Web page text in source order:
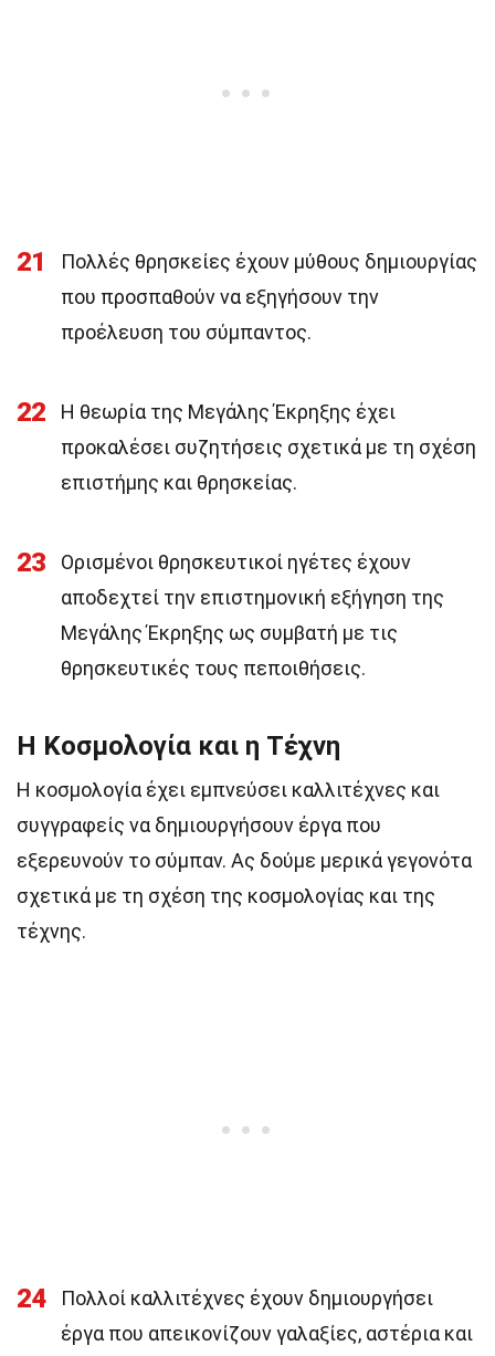
21
Πολλές θρησκείες έχουν μύθους δημιουργίας
που προσπαθούν να εξηγήσουν την
προέλευση του σύμπαντος.
22
Η θεωρία της Μεγάλης Έκρηξης έχει
προκαλέσει συζητήσεις σχετικά με τη σχέση
επιστήμης και θρησκείας.
23
Ορισμένοι θρησκευτικοί ηγέτες έχουν
αποδεχτεί την επιστημονική εξήγηση της
Μεγάλης Έκρηξης ως συμβατή με τις
θρησκευτικές τους πεποιθήσεις.
Η Κοσμολογία και η Τέχνη
Η κοσμολογία έχει εμπνεύσει καλλιτέχνες και
συγγραφείς να δημιουργήσουν έργα που
εξερευνούν το σύμπαν. Ας δούμε μερικά γεγονότα
σχετικά με τη σχέση της κοσμολογίας και της
τέχνης.
24
Πολλοί καλλιτέχνες έχουν δημιουργήσει
έργα που απεικονίζουν γαλαξίες, αστέρια και